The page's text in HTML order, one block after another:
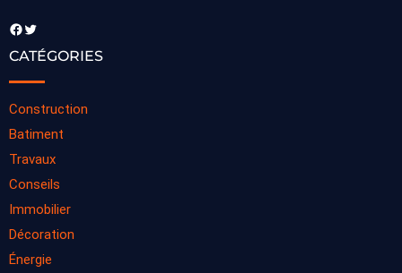
Facebook Twitter
CATÉGORIES
Construction
Batiment
Travaux
Conseils
Immobilier
Décoration
Énergie